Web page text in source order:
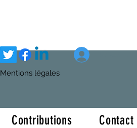
Mentions légales
Contributions Contact